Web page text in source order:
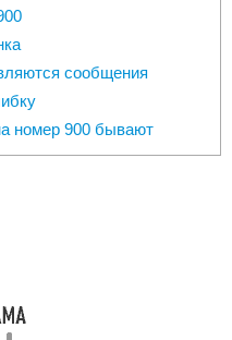
сообщения
номер 900 бывают